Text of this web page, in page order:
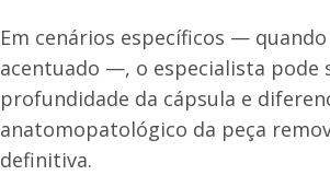
Em cenários específicos —
acentuado —, o especialista pode
profundidade da cápsula e
anatomopatológico da peça
definitiva.